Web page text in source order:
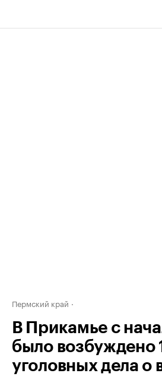
Пермский край
В Прикамье с
было возбуждено
уголовных дела о